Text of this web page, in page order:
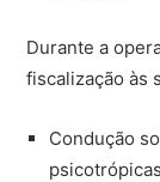
Durante a
fiscalização às
Condução